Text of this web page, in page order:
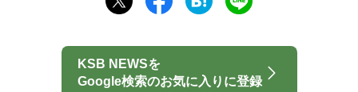
KSB NEWSを
Google検索のお気に入りに登録